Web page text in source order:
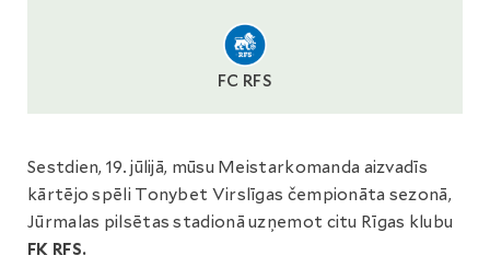
FC RFS
Sestdien, 19. jūlijā, mūsu Meistarkomanda aizvadīs
kārtējo spēli Tonybet Virslīgas čempionāta sezonā,
Jūrmalas pilsētas stadionā uzņemot citu Rīgas klubu
FK RFS.